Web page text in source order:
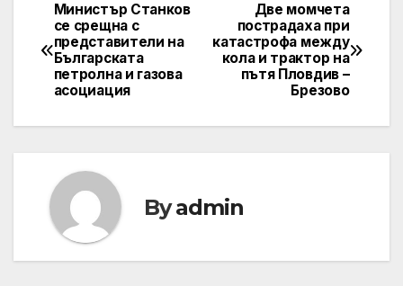
Post
navigation
Две момчета
пострадаха при
катастрофа между
кола и трактор на
пътя Пловдив –
Брезово
Министър Станков
се срещна с
представители на
Българската
петролна и газова
асоциация
Byadmin